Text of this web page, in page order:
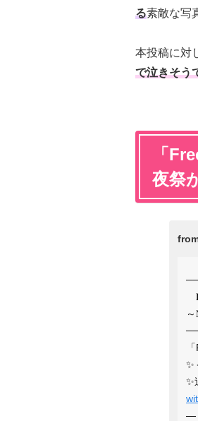
る素敵な写
本投稿に対
で泣きそう
「
夜祭
✨
✨
—